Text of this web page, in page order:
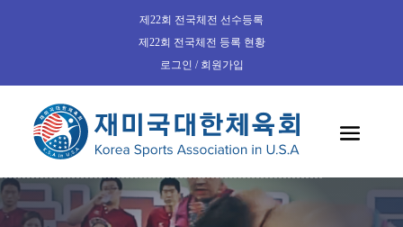
제22회 전국체전 선수등록
제22회 전국체전 등록 현황
로그인 / 회원가입